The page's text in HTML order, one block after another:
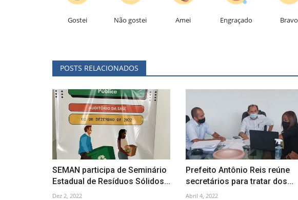
Gostei Não gostei Amei Engraçado Bravo
POSTS RELACIONADOS
SEMAN participa de Seminário
Estadual de Resíduos Sólidos...
Dez 2, 2022
Prefeito Antônio Reis reúne
secretários para tratar dos...
Abril 4, 2022